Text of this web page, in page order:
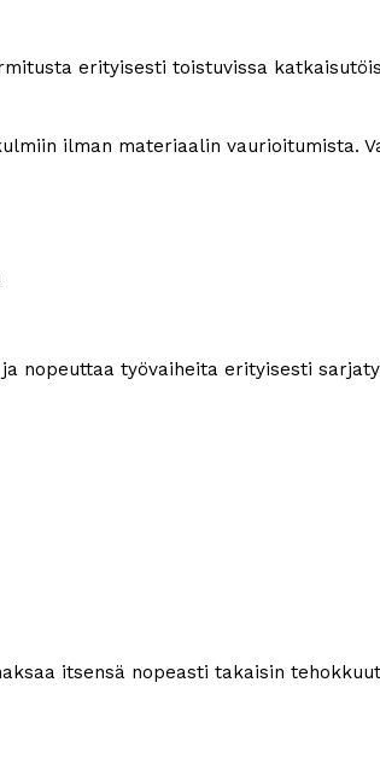
erityisesti toistuvissa
ilman materiaalin vaurioitumista.
nopeuttaa työvaiheita erityisesti
itsensä nopeasti takaisin